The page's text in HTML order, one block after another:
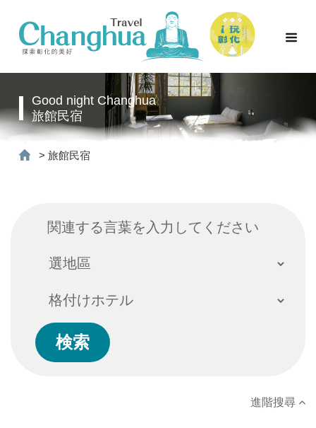
Good night Changhua
旅館民宿
> 旅館民宿
進階搜尋